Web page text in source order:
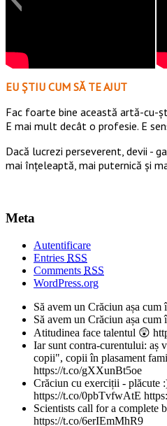
EU ȘTIU CUM SĂ TE AJUT
Fac foarte bine această artă-cu-
E mai mult decât o profesie. E
Dacă lucrezi perseverent, devii -
mai înțeleaptă, mai puternică și
Meta
Autentificare
Entries RSS
Comments RSS
WordPress.org
Să avem un Crăciun așa cum
Să avem un Crăciun așa cum
Atitudinea face talentul 😲
Iar sunt contra-curentului: aș
copii", copii în plasament
https://t.co/gXXunBt5oe
Crăciun cu exerciții - plăcute
https://t.co/0pbTvfwAtE
Scientists call for a complete
https://t.co/6erIEmMhR9